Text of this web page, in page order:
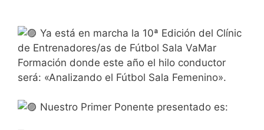
Ya está en marcha la 10ª Edición del Clínic
de Entrenadores/as de Fútbol Sala VaMar
Formación donde este año el hilo conductor
será: «Analizando el Fútbol Sala Femenino».
Nuestro Primer Ponente presentado es: